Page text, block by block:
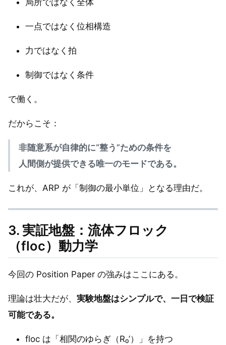
局所ではなく全体
一点ではなく位相構造
力ではなく拍
制御ではなく条件
で働く。
だからこそ：
非随意系が自律的に“整う”ための条件を
人間側が提供できる唯一のモードである。
これが、ARP が「制御の最小単位」となる理由だ。
3. 実証地盤：流体フロック
（floc）動力学
今回の Position Paper の強みはここにある。
理論は壮大だが、 実験地盤はシンプルで、一日で検証
可能である。
floc は「相関のゆらぎ（R₀’）」を持つ